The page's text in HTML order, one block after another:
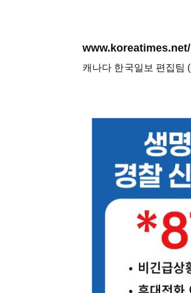
캐나다 한국일보 편집팀